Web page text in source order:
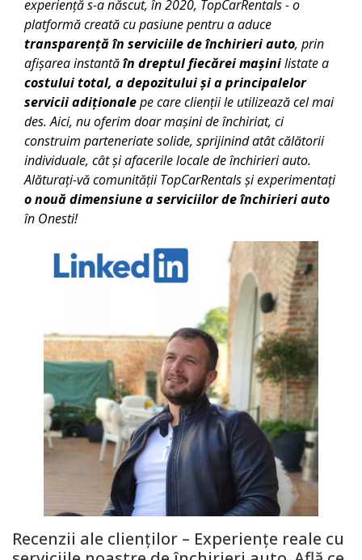
experiență s-a născut, în 2020, TopCarRentals - o
platformă creată cu pasiune pentru a aduce
transparență în serviciile de închirieri auto, prin
afișarea instantăîn dreptul fiecărei mașinilistate a
costului total, a depozitului și a principalelor
servicii adiționalepe care clienții le utilizează cel mai
des. Aici, nu oferim doar mașini de închiriat, ci
construim parteneriate solide, sprijinind atât călătorii
individuale, cât și afacerile locale de închirieri auto.
Alăturați-vă comunității TopCarRentals și experimentați
o nouă dimensiune a serviciilor de închirieri auto
în Onesti!
Recenzii ale clienților – Experiențe reale cu